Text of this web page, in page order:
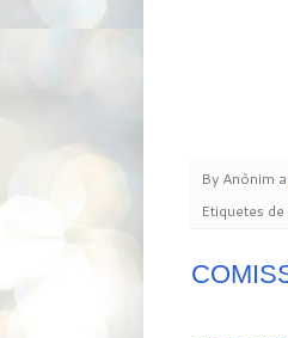
By Anònim a
Etiquetes